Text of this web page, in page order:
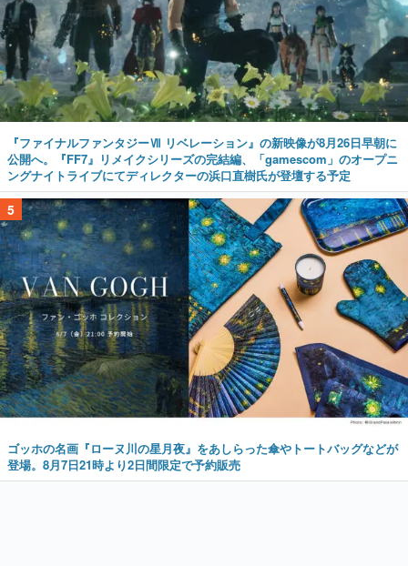
『ファイナルファンタジーⅦ リベレーション』の新映像が8月26日早朝に
公開へ。『FF7』リメイクシリーズの完結編、「gamescom」のオープニ
ングナイトライブにてディレクターの浜口直樹氏が登壇する予定
5
ゴッホの名画『ローヌ川の星月夜』をあしらった傘やトートバッグなどが
登場。8月7日21時より2日間限定で予約販売